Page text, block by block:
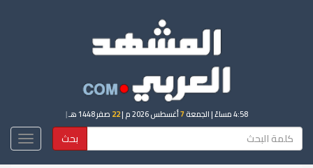
4:58 مساءً | الجمعة7أغسطس 2026 م | 22 صفر 1448 هـ |
بحث